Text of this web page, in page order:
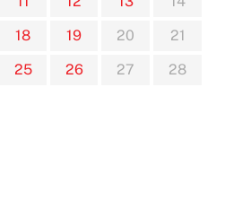
18 19 20
21
25 26 27
28